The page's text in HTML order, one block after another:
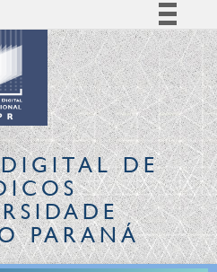
Simplifique!
Comunica BR
Participe
Acesso à informação
Legislação
CanaisDE
PARANÁ